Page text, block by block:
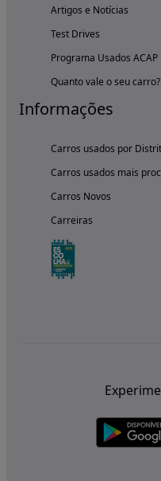
Artigos e Notícias
Test Drives
Programa Usados ACAP
Quanto vale o seu carro?
Informações
Carros usados por
Carros usados mais
Carros Novos
Carreiras